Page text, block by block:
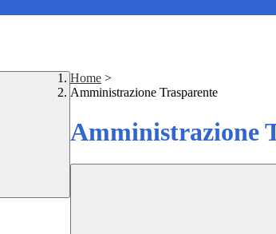
Home >
Amministrazione Trasparente
Amministrazione